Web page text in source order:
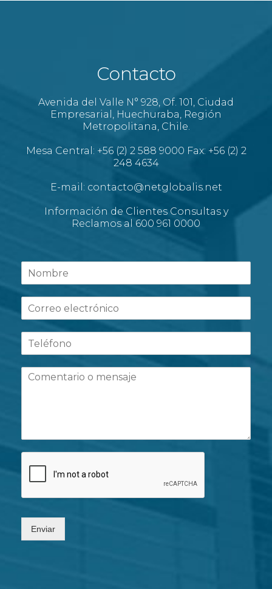
Contacto
Avenida del Valle N° 928, Of. 101, Ciudad
Empresarial, Huechuraba, Región
Metropolitana, Chile.
Mesa Central: +56 (2) 2 588 9000 Fax: +56 (2) 2
248 4634
E-mail: contacto@netglobalis.net
Información de Clientes Consultas y
Reclamos al 600 961 0000
Enviar